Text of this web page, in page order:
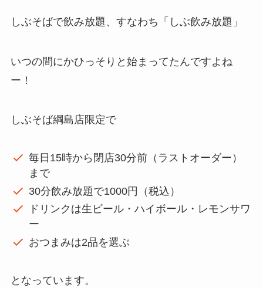
しぶそばで飲み放題、すなわち「しぶ飲み放題」
いつの間にかひっそりと始まってたんですよね
ー！
しぶそば綱島店限定で
毎日15時から閉店30分前（ラストオーダー）
まで
30分飲み放題で1000円（税込）
ドリンクは生ビール・ハイボール・レモンサワ
ー
おつまみは2品を選ぶ
となっています。